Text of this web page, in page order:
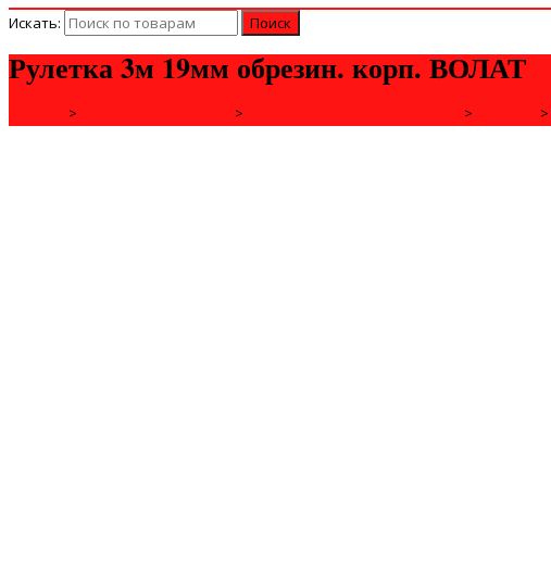
Искать:
Рулетка 3м 19мм обрезин. корп. ВОЛАТ
> > > >